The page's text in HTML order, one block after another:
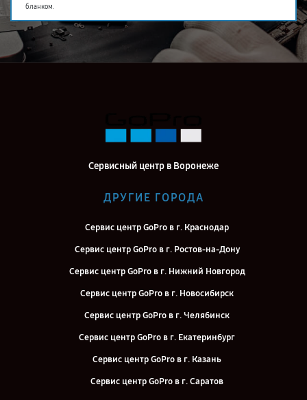
бланком.
Сервисный центр в Воронеже
ДРУГИЕ ГОРОДА
Сервис центр GoPro в г. Краснодар
Сервис центр GoPro в г. Ростов-на-Дону
Сервис центр GoPro в г. Нижний Новгород
Сервис центр GoPro в г. Новосибирск
Сервис центр GoPro в г. Челябинск
Сервис центр GoPro в г. Екатеринбург
Сервис центр GoPro в г. Казань
Сервис центр GoPro в г. Саратов